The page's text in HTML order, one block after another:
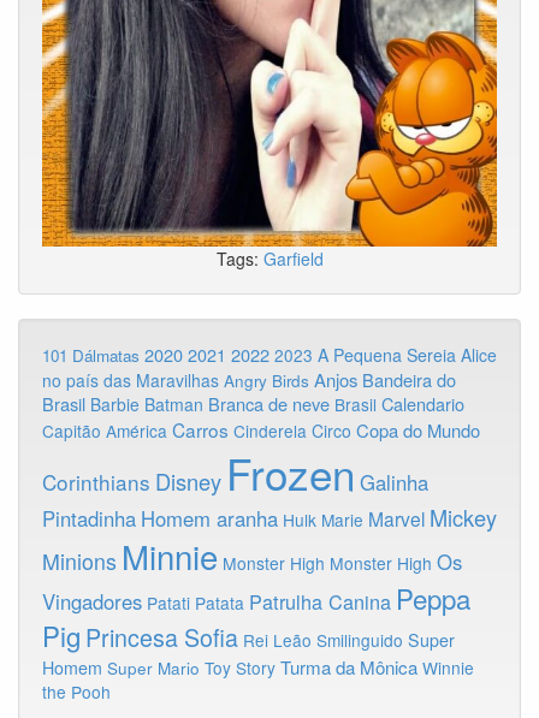
Tags: Garfield
101 Dálmatas 2020 2021 2022 2023 A Pequena Sereia Alice
no país das Maravilhas Angry Birds Anjos Bandeira do
Brasil Barbie Batman Branca de neve Brasil Calendario
Capitão América Carros Cinderela Circo Copa do Mundo
Corinthians Disney Frozen Galinha
Pintadinha Homem aranha Hulk Marie Marvel Mickey
Minions Minnie Monster High Monster High Os
Vingadores Patati Patata Patrulha Canina Peppa
Pig Princesa Sofia Rei Leão Smilinguido Super
Homem Super Mario Toy Story Turma da Mônica Winnie
the Pooh